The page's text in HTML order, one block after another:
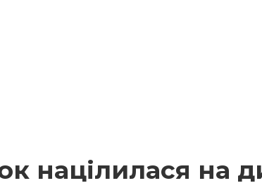
націлилася на